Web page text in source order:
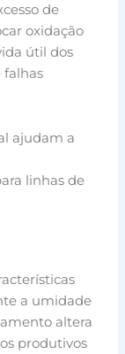
de
oxidação
útil dos
falhas
ajudam a
linhas de
a umidade
altera
produtivos